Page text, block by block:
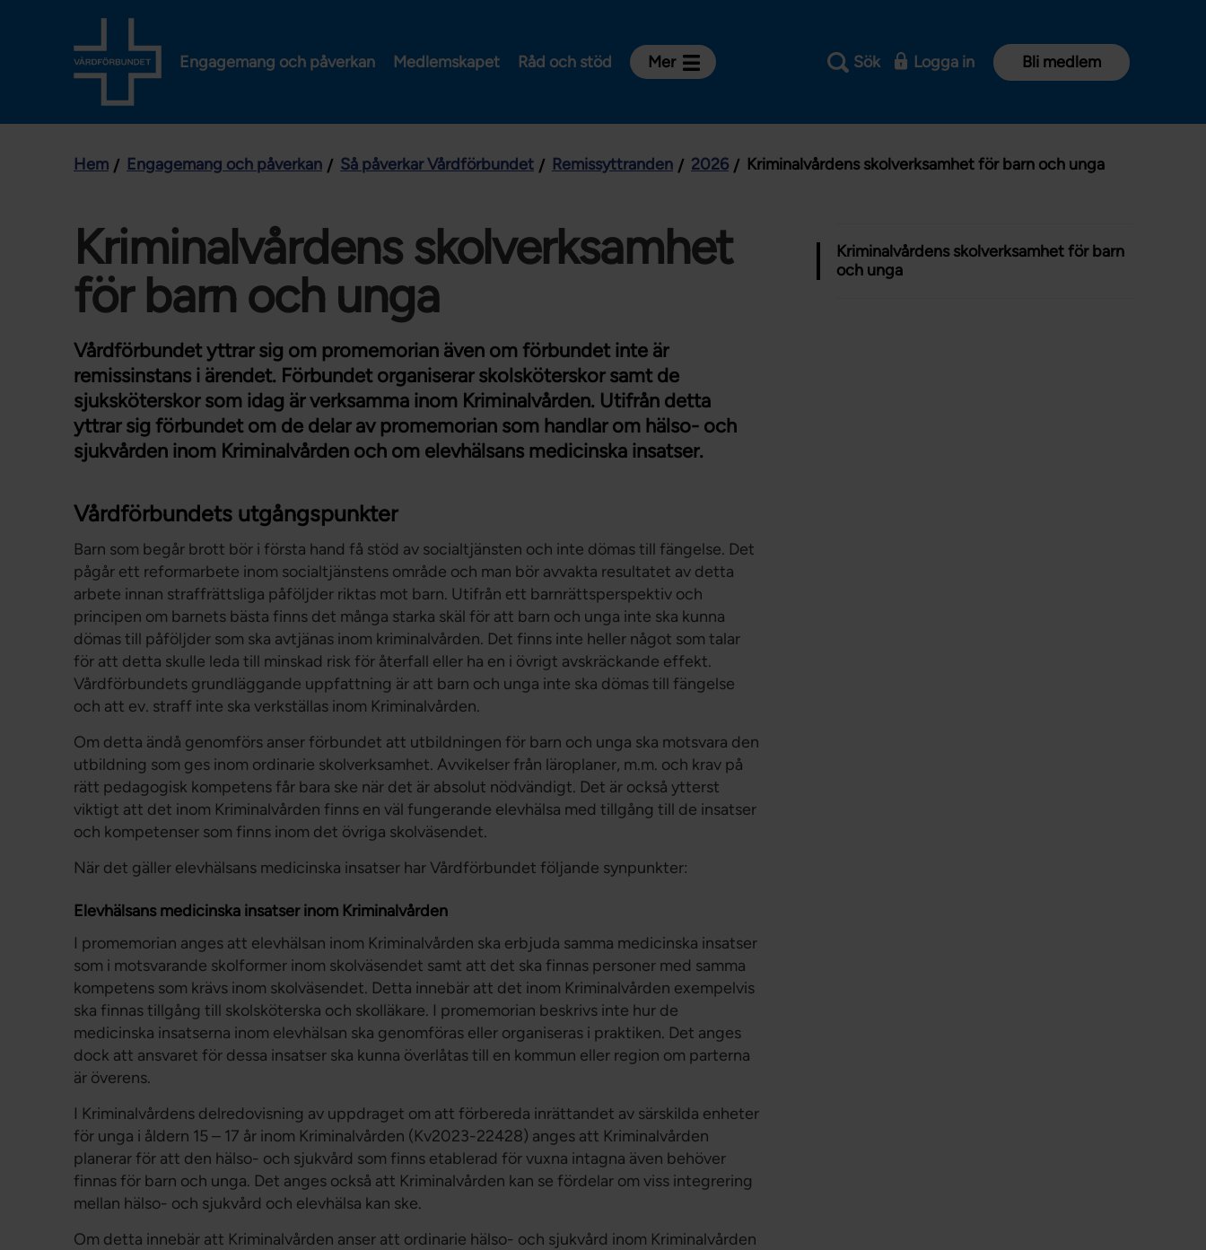
Engagemang och påverkan Medlemskapet Råd och stöd Mer
Om Vårdförbundet
Aktiviteter och utbildningar
För dig som är:
Röntgensjuksköterska
Biomedicinsk analytiker
Förtroendevald
Student
Chef
Sök Logga in Bli medlem
Hem Engagemang och påverkan Så påverkar Vårdförbundet Remissyttranden 2026 Kriminalvårdens skolverksamhet för barn och unga
Kriminalvårdens skolverksamhet för barn
och unga
Kriminalvårdens skolverksamhet
för barn och unga
Vårdförbundet yttrar sig om promemorian även om förbundet inte är
remissinstans i ärendet. Förbundet organiserar skolsköterskor samt de
sjuksköterskor som idag är verksamma inom Kriminalvården. Utifrån detta
yttrar sig förbundet om de delar av promemorian som handlar om hälso- och
sjukvården inom Kriminalvården och om elevhälsans medicinska insatser.
Vårdförbundets utgångspunkter
Barn som begår brott bör i första hand få stöd av socialtjänsten och inte dömas till fängelse. Det
pågår ett reformarbete inom socialtjänstens område och man bör avvakta resultatet av detta
arbete innan straffrättsliga påföljder riktas mot barn. Utifrån ett barnrättsperspektiv och
principen om barnets bästa finns det många starka skäl för att barn och unga inte ska kunna
dömas till påföljder som ska avtjänas inom kriminalvården. Det finns inte heller något som talar
för att detta skulle leda till minskad risk för återfall eller ha en i övrigt avskräckande effekt.
Vårdförbundets grundläggande uppfattning är att barn och unga inte ska dömas till fängelse
och att ev. straff inte ska verkställas inom Kriminalvården.
Om detta ändå genomförs anser förbundet att utbildningen för barn och unga ska motsvara den
utbildning som ges inom ordinarie skolverksamhet. Avvikelser från läroplaner, m.m. och krav på
rätt pedagogisk kompetens får bara ske när det är absolut nödvändigt. Det är också ytterst
viktigt att det inom Kriminalvården finns en väl fungerande elevhälsa med tillgång till de insatser
och kompetenser som finns inom det övriga skolväsendet.
När det gäller elevhälsans medicinska insatser har Vårdförbundet följande synpunkter:
Elevhälsans medicinska insatser inom Kriminalvården
I promemorian anges att elevhälsan inom Kriminalvården ska erbjuda samma medicinska insatser
som i motsvarande skolformer inom skolväsendet samt att det ska finnas personer med samma
kompetens som krävs inom skolväsendet. Detta innebär att det inom Kriminalvården exempelvis
ska finnas tillgång till skolsköterska och skolläkare. I promemorian beskrivs inte hur de
medicinska insatserna inom elevhälsan ska genomföras eller organiseras i praktiken. Det anges
dock att ansvaret för dessa insatser ska kunna överlåtas till en kommun eller region om parterna
är överens.
I Kriminalvårdens delredovisning av uppdraget om att förbereda inrättandet av särskilda enheter
för unga i åldern 15 – 17 år inom Kriminalvården (Kv2023-22428) anges att Kriminalvården
planerar för att den hälso- och sjukvård som finns etablerad för vuxna intagna även behöver
finnas för barn och unga. Det anges också att Kriminalvården kan se fördelar om viss integrering
mellan hälso- och sjukvård och elevhälsa kan ske.
Om detta innebär att Kriminalvården anser att ordinarie hälso- och sjukvård inom Kriminalvården